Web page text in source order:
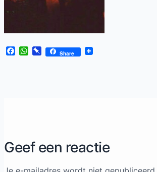
Facebook
WhatsApp
Pinboard
Share
Geef een reactie